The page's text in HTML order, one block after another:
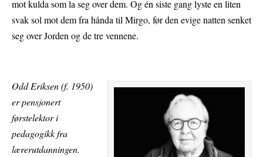
mot kulda som la seg over dem. Og én siste gang lyste en liten
svak sol mot dem fra hånda til Mirgo, før den evige natten senket
seg over Jorden og de tre vennene.
Odd Eriksen (f. 1950)
er pensjonert
førstelektor i
pedagogikk fra
lærerutdanningen.